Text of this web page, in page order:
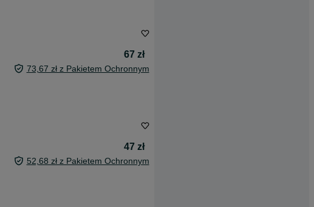
67 zł
73,67 zł z Pakietem Ochronnym
47 zł
52,68 zł z Pakietem Ochronnym